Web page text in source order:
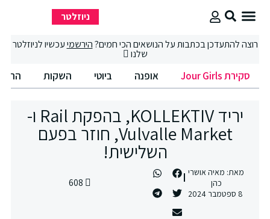
ניוזלטר
רוצה להתעדכן בכתבות על הנושאים הכי חמים?הירשמיעכשיו לניוזלטר
שלנו
סקירת Jour Girls אופנה ביוטי השקות
יריד KOLLEKTIV, בהפקת Rail ו-
Vulvalle Market, חוזר בפעם
השלישית!
מאת: מאיה אושרי
כהן
8 ספטמבר 2024